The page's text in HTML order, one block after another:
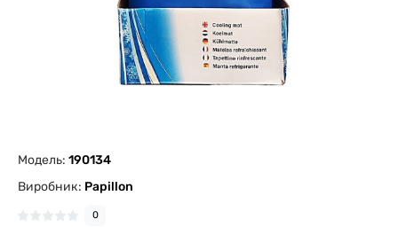
Модель: 190134
Виробник: Papillon
0